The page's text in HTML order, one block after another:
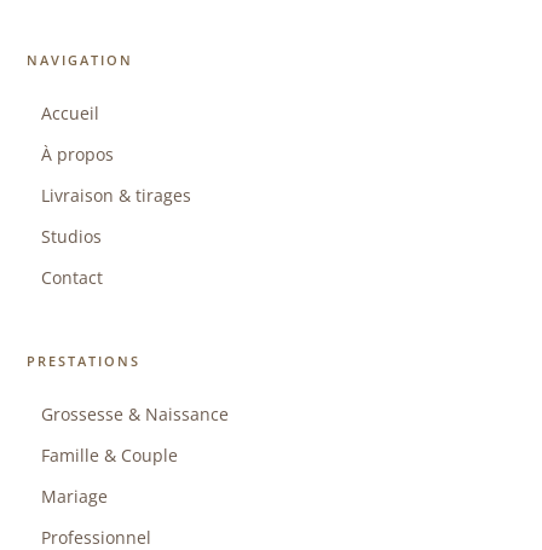
NAVIGATION
Accueil
À propos
Livraison & tirages
Studios
Contact
PRESTATIONS
Grossesse & Naissance
Famille & Couple
Mariage
Professionnel